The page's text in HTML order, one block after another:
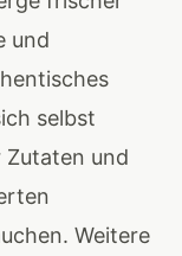
und
selbst
Zutaten und
Weitere